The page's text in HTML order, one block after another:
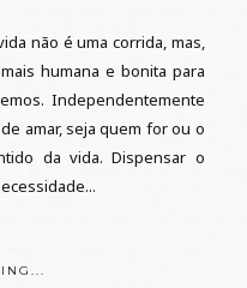
não é uma corrida, mas,
humana e bonita para
Independentemente
amar, seja quem for ou o
da vida. Dispensar o